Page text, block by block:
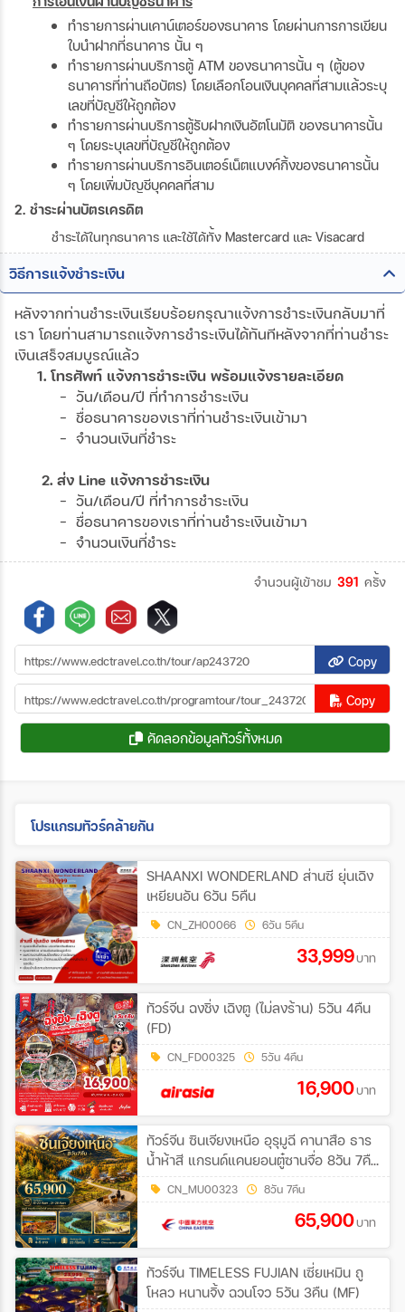
ทำรายการผ่านเคาน์เตอร์ของธนาคาร โดยผ่านการการเขียน
ใบนำฝากที่ธนาคาร นั้น ๆ
ทำรายการผ่านบริการตู้ ATM ของธนาคารนั้น ๆ (ตู้ของ
ธนาคารที่ท่านถือบัตร) โดยเลือกโอนเงินบุคคลที่สามแล้วระบุ
เลขที่บัญชีให้ถูกต้อง
ทำรายการผ่านบริการตู้รับฝากเงินอัตโนมัติ ของธนาคารนั้น
ๆ โดยระบุเลขที่บัญชีให้ถูกต้อง
ทำรายการผ่านบริการอินเตอร์เน็ตแบงค์กิ้งของธนาคารนั้น
ๆ โดยเพิ่มบัญชีบุคคลที่สาม
2. ชำระผ่านบัตรเครดิต
ชำระได้ในทุกธนาคาร และใช้ได้ทั้ง Mastercard และ Visacard
วิธีการแจ้งชำระเงิน
หลังจากท่านชำระเงินเรียบร้อยกรุณาแจ้งการชำระเงินกลับมาที่
เรา โดยท่านสามารถแจ้งการชำระเงินได้ทันทีหลังจากที่ท่านชำระ
เงินเสร็จสมบูรณ์แล้ว
1. โทรศัพท์ แจ้งการชำระเงิน พร้อมแจ้งรายละเอียด
- วัน/เดือน/ปี ที่ทำการชำระเงิน
- ชื่อธนาคารของเราที่ท่านชำระเงินเข้ามา
- จำนวนเงินที่ชำระ
2. ส่ง Line แจ้งการชำระเงิน
- วัน/เดือน/ปี ที่ทำการชำระเงิน
- ชื่อธนาคารของเราที่ท่านชำระเงินเข้ามา
- จำนวนเงินที่ชำระ
จำนวนผู้เข้าชม 391 ครั้ง
Copy
Copy
คัดลอกข้อมูลทัวร์ทั้งหมด
โปรแกรมทัวร์คล้ายกัน
SHAANXI WONDERLAND ส่านซี ยุ่นเฉิง
เหยียนอัน 6วัน 5คืน
CN_ZH00066 6วัน 5คืน
33,999บาท
ทัวร์จีน ฉงชิ่ง เฉิงตู (ไม่ลงร้าน) 5วัน 4คืน
(FD)
CN_FD00325 5วัน 4คืน
16,900บาท
ทัวร์จีน ซินเจียงเหนือ อุรุมูฉี คานาสือ ธาร
น้ำห้าสี แกรนด์แคนยอนตู๋ซานจื่อ 8วัน 7คืน
(FM)CN_MU00323 8วัน 7คืน
65,900บาท
ทัวร์จีน TIMELESS FUJIAN เซี่ยเหมิน ถู
โหลว หนานจิ้ง ฉวนโจว 5วัน 3คืน (MF)